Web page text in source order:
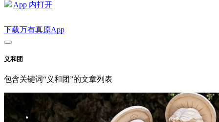
App 内打开
下载万有真原App
义和团
包含关键词“义和团”的文章列表